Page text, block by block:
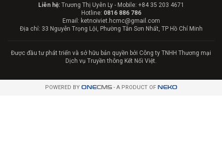
Liên hệ:Trương Thị Uyên Ly - Mobile: +84 35 203 4671
Hotline: 0816 886 786
Email: ketnoiviet.hcmc@gmail.com
Địa chỉ: 33 Nguyễn Trọng Lội, Phường Tân Sơn Nhất, TP Hồ Chí Minh
Được đầu tư phát triển và sở hữu bản quyền bởi Công ty TNHH Thương mại
Dịch vụ Truyền thông Kết Nối Việt.
POWERED BY ONECMS- A PRODUCT OF NEKO